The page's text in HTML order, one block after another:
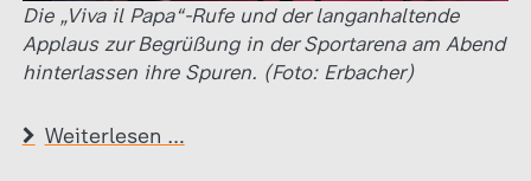
Die „Viva il Papa“-Rufe und der langanhaltende
Applaus zur Begrüßung in der Sportarena am Abend
hinterlassen ihre Spuren. (Foto: Erbacher)
Weiterlesen …